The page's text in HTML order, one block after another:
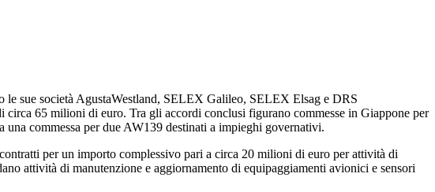
sue società AgustaWestland, SELEX Galileo, SELEX Elsag e DRS
65 milioni di euro. Tra gli accordi conclusi figurano commesse in Giappone per
commessa per due AW139 destinati a impieghi governativi.
per un importo complessivo pari a circa 20 milioni di euro per attività di
attività di manutenzione e aggiornamento di equipaggiamenti avionici e sensori